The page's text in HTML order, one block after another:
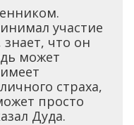
участие
что он
может
страха,
просто
Дуда.